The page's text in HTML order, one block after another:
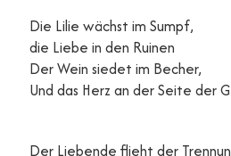
Die Lilie wächst im Sumpf,
die Liebe in den Ruinen
Der Wein siedet im Becher,
Und das Herz an der Seite der
Der Liebende flieht der